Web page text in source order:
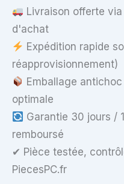
Livraison offerte
d'achat
Expédition rapide
réapprovisionnement)
Emballage
optimale
Garantie 30 jours /
remboursé
✔ Pièce testée,
PiecesPC.fr